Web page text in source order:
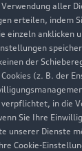
aller
erteilen, indem
einzeln anklicken
der
(z. B. der
in die
Sie Ihre
unserer Dienste
Cookie-
nuetzel.de